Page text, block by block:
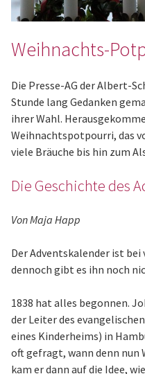
Weihnachts-
Die Presse-AG der Albert-
Stunde lang Gedanken
ihrer Wahl.
Weihnachtspotpourri, das
viele Bräuche bis hin zum
Die Geschichte des
Von Maja Happ
Der Adventskalender ist
dennoch gibt es ihn noch
1838 hat alles begonnen.
der Leiter des
eines Kinderheims) in
oft gefragt, wann denn nun
kam er dann auf die Idee,